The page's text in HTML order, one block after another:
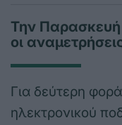
Την Παρασκευή
οι
Για δεύτερη
ηλεκτρονικού